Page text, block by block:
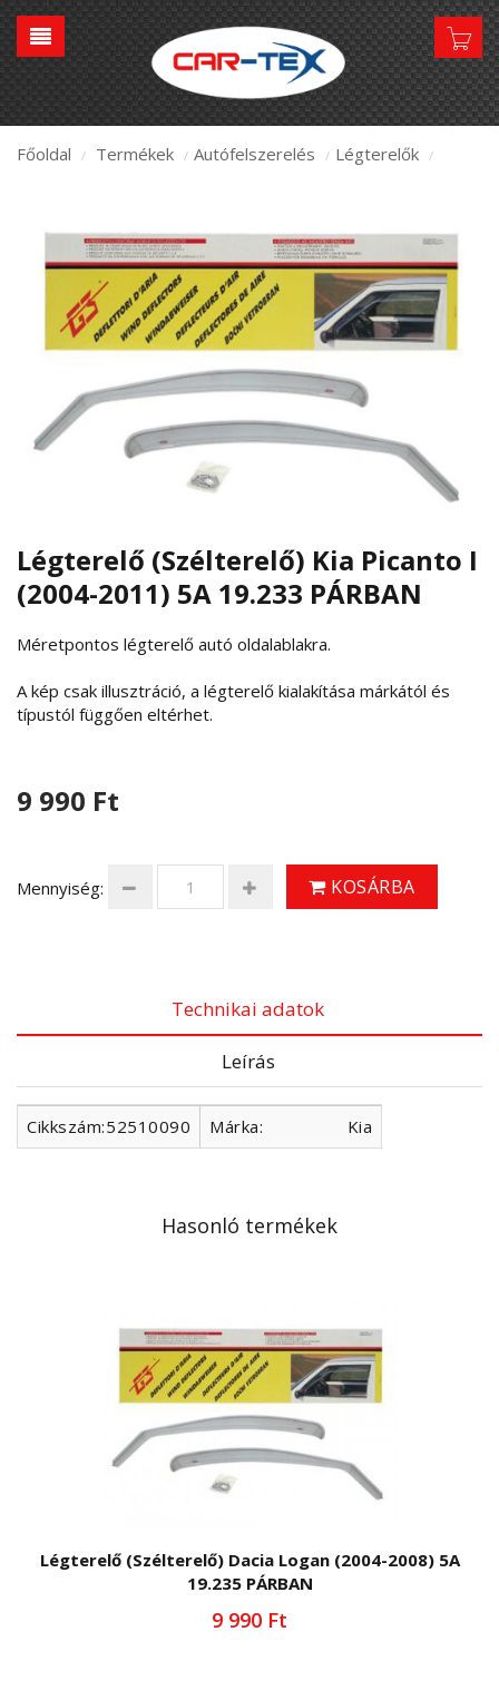
Főoldal / Termékek / Autófelszerelés / Légterelők /
Légterelő (Szélterelő) Kia Picanto I
(2004-2011) 5A 19.233 PÁRBAN
Méretpontos légterelő autó oldalablakra.
A kép csak illusztráció, a légterelő kialakítása márkától és
típustól függően eltérhet.
9 990 Ft
Mennyiség: KOSÁRBA
Technikai adatok
Leírás
Cikkszám:52510090 Márka: Kia
Hasonló termékek
Légterelő (Szélterelő) Dacia Logan (2004-2008) 5A
19.235 PÁRBAN
9 990 Ft